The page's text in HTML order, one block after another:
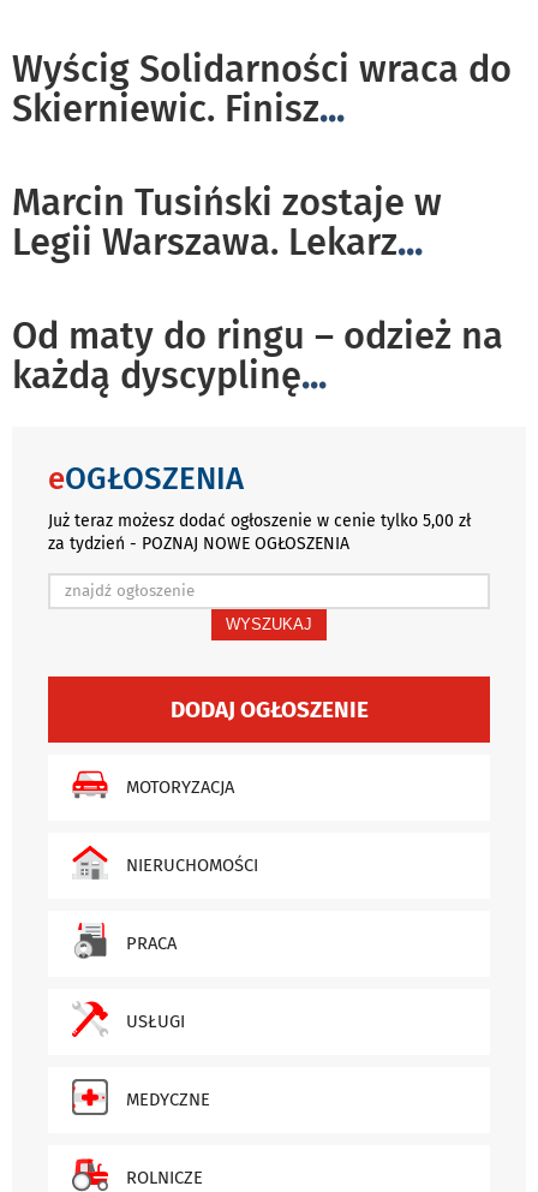
Wyścig Solidarności wraca do
Skierniewic. Finisz...
Marcin Tusiński zostaje w
Legii Warszawa. Lekarz...
Od maty do ringu – odzież na
każdą dyscyplinę...
eOGŁOSZENIA
Już teraz możesz dodać ogłoszenie w cenie tylko 5,00 zł
za tydzień - POZNAJ NOWE OGŁOSZENIA
WYSZUKAJ
DODAJ OGŁOSZENIE
MOTORYZACJA
NIERUCHOMOŚCI
PRACA
USŁUGI
MEDYCZNE
ROLNICZE